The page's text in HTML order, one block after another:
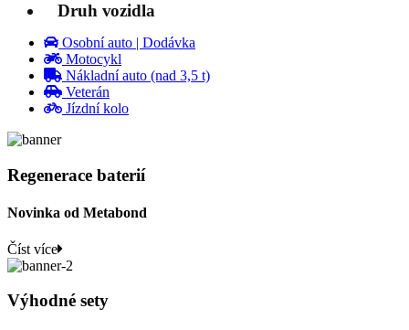
Druh vozidla
Osobní auto | Dodávka
Motocykl
Nákladní auto (nad 3,5 t)
Veterán
Jízdní kolo
Regenerace baterií
Novinka od Metabond
Číst více
Výhodné sety